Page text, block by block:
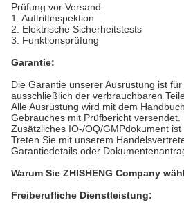
Prüfung vor Versand:
1. Auftrittinspektion
2. Elektrische Sicherheitstests
3. Funktionsprüfung
Garantie:
Die Garantie unserer Ausrüstung ist
ausschließlich der verbrauchbaren
Alle Ausrüstung wird mit dem
Gebrauches mit Prüfbericht versendet.
Zusätzliches IO-/OQ/GMPdokument ist
Treten Sie mit unserem
Garantiedetails oder
Warum Sie ZHISHENG Company
Freiberufliche Dienstleistung: